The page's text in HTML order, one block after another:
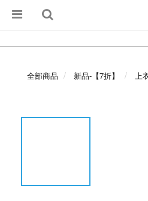
全部商品 新品-【7折】 上